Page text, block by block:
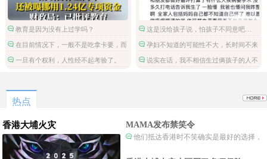
教育是因为没有上过学吗？
在目前情况下，一般不是吃拿卡要，而
是这笔钱被财政挪用了。
一旦有个权利，人性经不起考验了。
这是没给孩子说，怕孩子不同意吧…
孕妇不知道的可能性不大，长时间不来
月经不检查吗？
说实在话，我不相信生过俩孩子的人不
热点
香港大埔火灾 MAMA发布禁笑令
他们抵达香港时不笑确实是最好的选择，